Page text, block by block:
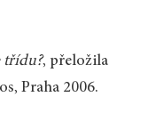
třídu?, přeložila
Praha 2006.